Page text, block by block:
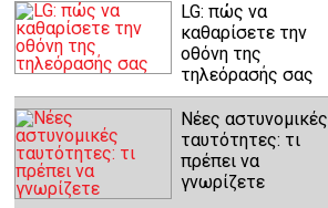
LG: πώς να
καθαρίσετε την
οθόνη της
τηλεόρασής σας
Νέες αστυνομικές
ταυτότητες: τι
πρέπει να
γνωρίζετε